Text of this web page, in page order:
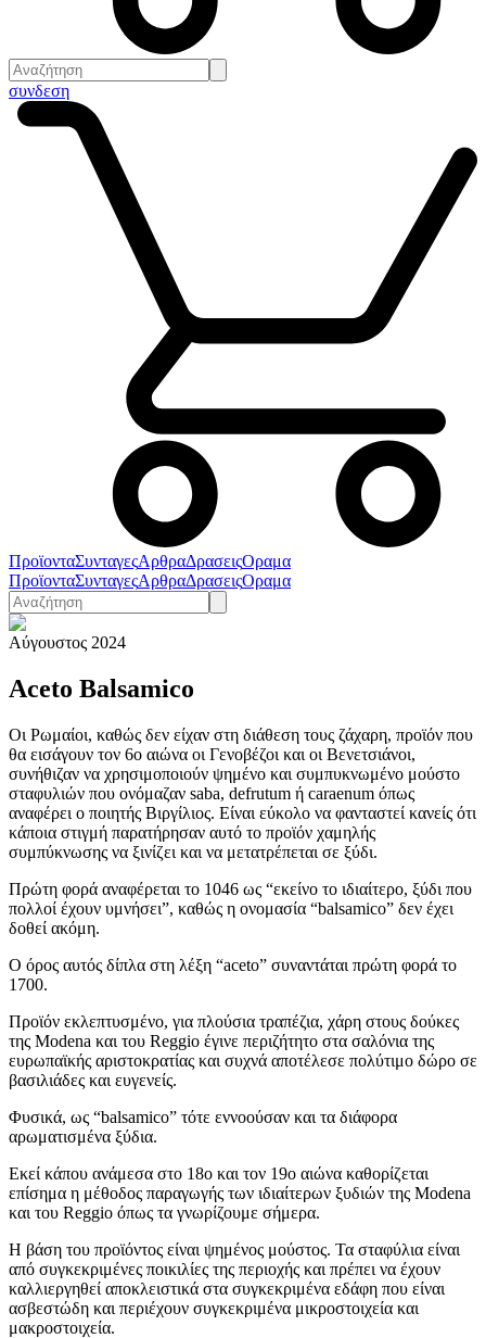
συνδεση
ΠροϊονταΣυνταγεςΑρθραΔρασειςΟραμα
ΠροϊονταΣυνταγεςΑρθραΔρασειςΟραμα
Αύγουστος 2024
Aceto Balsamico
Οι Ρωμαίοι, καθώς δεν είχαν στη διάθεση τους ζάχαρη, προϊόν που
θα εισάγουν τον 6ο αιώνα οι Γενοβέζοι και οι Βενετσιάνοι,
συνήθιζαν να χρησιμοποιούν ψημένο και συμπυκνωμένο μούστο
σταφυλιών που ονόμαζαν saba, defrutum ή caraenum όπως
αναφέρει ο ποιητής Βιργίλιος. Είναι εύκολο να φανταστεί κανείς ότι
κάποια στιγμή παρατήρησαν αυτό το προϊόν χαμηλής
συμπύκνωσης να ξινίζει και να μετατρέπεται σε ξύδι.
Πρώτη φορά αναφέρεται το 1046 ως “εκείνο το ιδιαίτερο, ξύδι που
πολλοί έχουν υμνήσει”, καθώς η ονομασία “balsamico” δεν έχει
δοθεί ακόμη.
Ο όρος αυτός δίπλα στη λέξη “aceto” συναντάται πρώτη φορά το
1700.
Προϊόν εκλεπτυσμένο, για πλούσια τραπέζια, χάρη στους δούκες
της Modena και του Reggio έγινε περιζήτητο στα σαλόνια της
ευρωπαϊκής αριστοκρατίας και συχνά αποτέλεσε πολύτιμο δώρο σε
βασιλιάδες και ευγενείς.
Φυσικά, ως “balsamico” τότε εννοούσαν και τα διάφορα
αρωματισμένα ξύδια.
Εκεί κάπου ανάμεσα στο 18ο και τον 19ο αιώνα καθορίζεται
επίσημα η μέθοδος παραγωγής των ιδιαίτερων ξυδιών της Modena
και του Reggio όπως τα γνωρίζουμε σήμερα.
Η βάση του προϊόντος είναι ψημένος μούστος. Τα σταφύλια είναι
από συγκεκριμένες ποικιλίες της περιοχής και πρέπει να έχουν
καλλιεργηθεί αποκλειστικά στα συγκεκριμένα εδάφη που είναι
ασβεστώδη και περιέχουν συγκεκριμένα μικροστοιχεία και
μακροστοιχεία.